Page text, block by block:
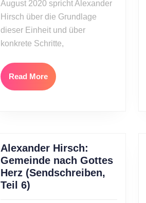
August 2020 spricht Alexander
Hirsch über die Grundlage
dieser Einheit und über
konkrete Schritte,
Read MoreRead
More
Alexander Hirsch:
Gemeinde nach Gottes
Herz (Sendschreiben,
Teil 6)